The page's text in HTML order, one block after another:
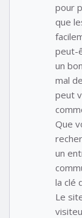
pour
que
peut-
un
mal
peut
Que
un
la clé
Le